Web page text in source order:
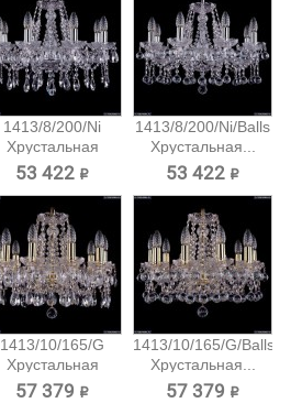
1413/8/200/Ni
Хрустальная
подвесная...
53 422 ₽
1413/8/200/Ni/Balls
Хрустальная...
53 422 ₽
1413/10/165/G
Хрустальная
подвесная...
57 379 ₽
1413/10/165/G/Balls
Хрустальная...
57 379 ₽